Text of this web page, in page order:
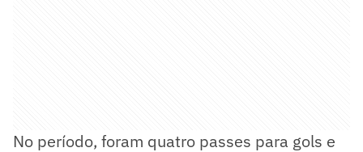
No período, foram quatro passes para gols e